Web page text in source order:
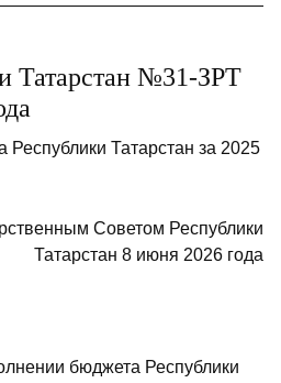
Татарстан №31-ЗРТ
Татарстан за 2025
Советом Республики
Татарстан 8 июня 2026 года
бюджета Республики